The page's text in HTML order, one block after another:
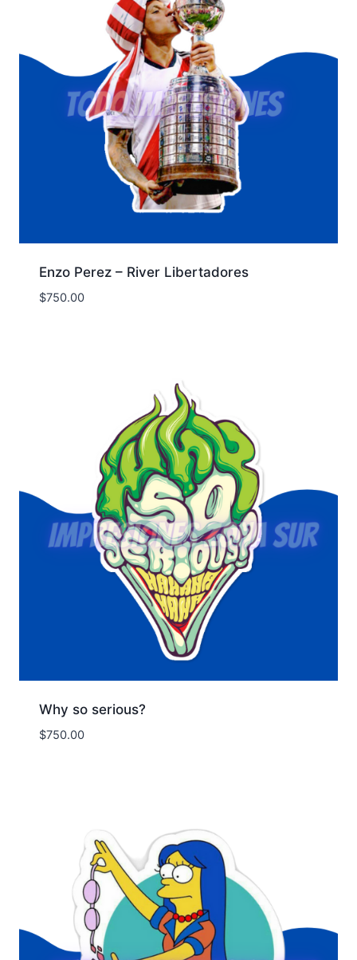
Enzo Perez – River Libertadores
$750.00
Why so serious?
$750.00